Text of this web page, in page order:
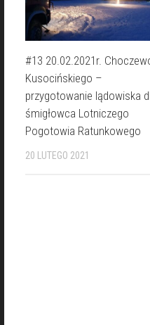
#13 20.02.2021r.
Kusocińskiego –
przygotowanie lądowiska
śmigłowca Lotniczego
Pogotowia Ratunkowego
20 LUTEGO 2021